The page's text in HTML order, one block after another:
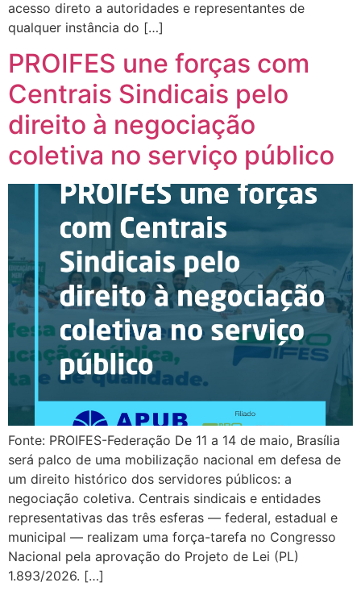
acesso direto a autoridades e representantes de
qualquer instância do […]
PROIFES une forças com
Centrais Sindicais pelo
direito à negociação
coletiva no serviço público
Fonte: PROIFES-Federação De 11 a 14 de maio, Brasília
será palco de uma mobilização nacional em defesa de
um direito histórico dos servidores públicos: a
negociação coletiva. Centrais sindicais e entidades
representativas das três esferas — federal, estadual e
municipal — realizam uma força-tarefa no Congresso
Nacional pela aprovação do Projeto de Lei (PL)
1.893/2026. […]